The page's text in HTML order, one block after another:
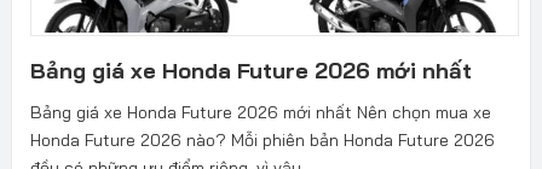
Bảng giá xe Honda Future 2026 mới nhất
Bảng giá xe Honda Future 2026 mới nhất Nên chọn mua xe
Honda Future 2026 nào? Mỗi phiên bản Honda Future 2026